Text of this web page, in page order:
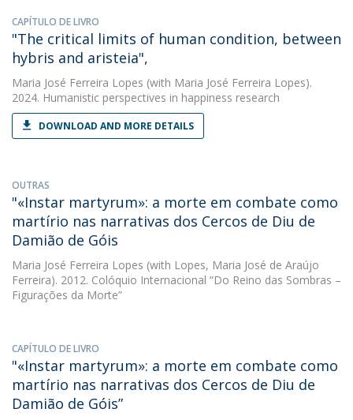
CAPÍTULO DE LIVRO
"The critical limits of human condition, between
hybris and aristeia",
Maria José Ferreira Lopes (with Maria José Ferreira Lopes).
2024. Humanistic perspectives in happiness research
DOWNLOAD AND MORE DETAILS
OUTRAS
"«Instar martyrum»: a morte em combate como
martírio nas narrativas dos Cercos de Diu de
Damião de Góis
Maria José Ferreira Lopes (with Lopes, Maria José de Araújo
Ferreira). 2012. Colóquio Internacional “Do Reino das Sombras –
Figurações da Morte”
CAPÍTULO DE LIVRO
"«Instar martyrum»: a morte em combate como
martírio nas narrativas dos Cercos de Diu de
Damião de Góis”